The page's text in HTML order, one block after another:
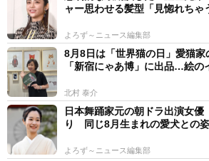
ャー思わせる髪型「見惚れち
よろず～ニュース編集部
8月8日は「世界猫の日」愛猫
「新宿にゃあ博」に出品…絵の
北村 泰介
日本舞踊家元の朝ドラ出演女
り 同じ8月生まれの愛犬との姿
よろず～ニュース編集部